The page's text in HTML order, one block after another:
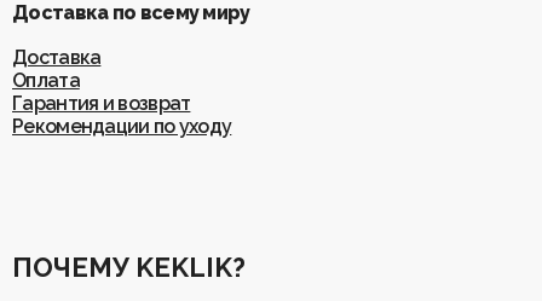
Доставка по всему миру
Доставка
Оплата
Гарантия и возврат
Рекомендации по уходу
ПОЧЕМУ KEKLIK?